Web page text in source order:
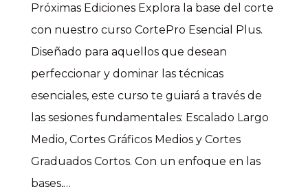
Próximas Ediciones Explora la base del corte
con nuestro curso CortePro Esencial Plus.
Diseñado para aquellos que desean
perfeccionar y dominar las técnicas
esenciales, este curso te guiará a través de
las sesiones fundamentales: Escalado Largo
Medio, Cortes Gráficos Medios y Cortes
Graduados Cortos. Con un enfoque en las
bases,…